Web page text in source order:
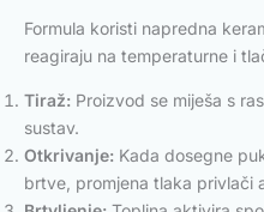
Formula koristi napredna
reagiraju na temperaturne i
Tiraž: Proizvod se miješa s
sustav.
Otkrivanje: Kada dosegne
brtve, promjena tlaka privlači